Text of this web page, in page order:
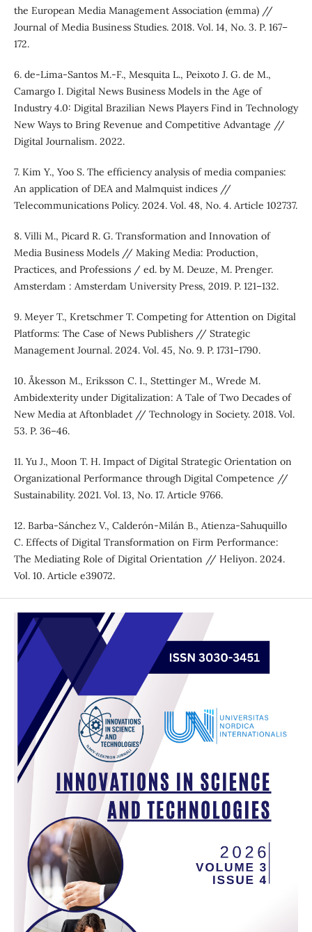
the European Media Management Association (emma) //
Journal of Media Business Studies. 2018. Vol. 14, No. 3. P. 167–
172.
6. de-Lima-Santos M.-F., Mesquita L., Peixoto J. G. de M.,
Camargo I. Digital News Business Models in the Age of
Industry 4.0: Digital Brazilian News Players Find in Technology
New Ways to Bring Revenue and Competitive Advantage //
Digital Journalism. 2022.
7. Kim Y., Yoo S. The efficiency analysis of media companies:
An application of DEA and Malmquist indices //
Telecommunications Policy. 2024. Vol. 48, No. 4. Article 102737.
8. Villi M., Picard R. G. Transformation and Innovation of
Media Business Models // Making Media: Production,
Practices, and Professions / ed. by M. Deuze, M. Prenger.
Amsterdam : Amsterdam University Press, 2019. P. 121–132.
9. Meyer T., Kretschmer T. Competing for Attention on Digital
Platforms: The Case of News Publishers // Strategic
Management Journal. 2024. Vol. 45, No. 9. P. 1731–1790.
10. Åkesson M., Eriksson C. I., Stettinger M., Wrede M.
Ambidexterity under Digitalization: A Tale of Two Decades of
New Media at Aftonbladet // Technology in Society. 2018. Vol.
53. P. 36–46.
11. Yu J., Moon T. H. Impact of Digital Strategic Orientation on
Organizational Performance through Digital Competence //
Sustainability. 2021. Vol. 13, No. 17. Article 9766.
12. Barba-Sánchez V., Calderón-Milán B., Atienza-Sahuquillo
C. Effects of Digital Transformation on Firm Performance:
The Mediating Role of Digital Orientation // Heliyon. 2024.
Vol. 10. Article e39072.